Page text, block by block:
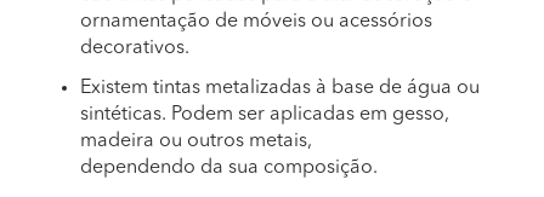
ornamentação de móveis ou acessórios
decorativos.
Existem tintas metalizadas à base de água ou
sintéticas. Podem ser aplicadas em gesso,
madeira ou outros metais,
dependendo da sua composição.